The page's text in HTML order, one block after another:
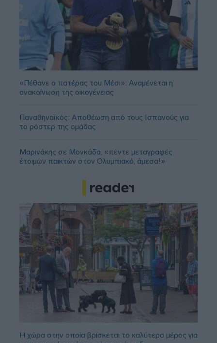
«Πέθανε ο πατέρας του Μέσι»: Αναμένεται η
ανακοίνωση της οικογένειας
Παναθηναϊκός: Αποθέωση από τους Ισπανούς για
το ρόστερ της ομάδας
Μαρινάκης σε Μονκάδα, «πέντε μεταγραφές
έτοιμων παικτών στον Ολυμπιακό, άμεσα!»
Η χώρα στην οποία βρίσκεται το καλύτερο μέρος για